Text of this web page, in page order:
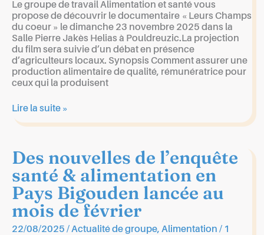
Le groupe de travail Alimentation et santé vous
propose de découvrir le documentaire « Leurs Champs
du coeur » le dimanche 23 novembre 2025 dans la
Salle Pierre Jakès Helias à Pouldreuzic.La projection
du film sera suivie d’un débat en présence
d’agriculteurs locaux. Synopsis Comment assurer une
production alimentaire de qualité, rémunératrice pour
ceux qui la produisent
Projection-
débat
du
Coeur
le
dimanche
23/11
à
Pouldreuzic
Lire la suite »
Des nouvelles de l’enquête
santé & alimentation en
Pays Bigouden lancée au
mois de février
22/08/2025 /Actualité de groupe, Alimentation / 1